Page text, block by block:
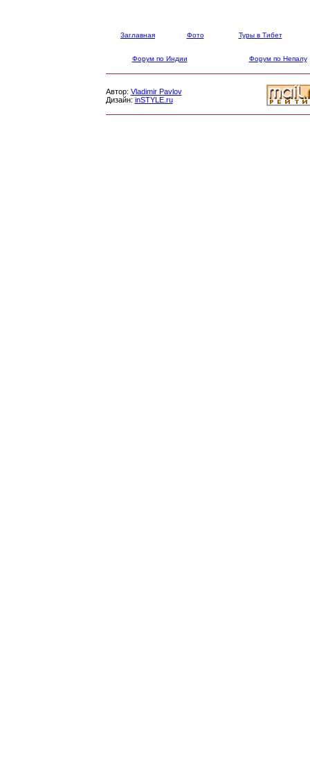
Заглавная Фото Туры в Тибет
Форум по Индии Форум по Непалу
Автор: Vladimir Pavlov
Дизайн: inSTYLE.ru